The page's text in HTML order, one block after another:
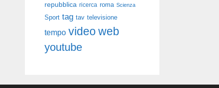
repubblica ricerca roma Scienza
Sport tag tav televisione
tempo video web
youtube